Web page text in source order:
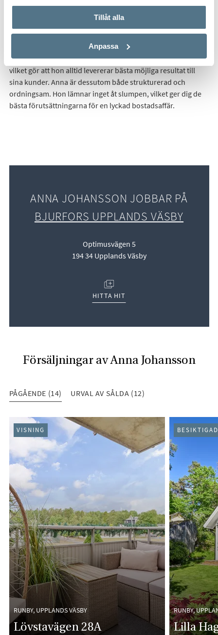
Tillåt alla
Anpassa
Anna Johansson är en trygg och erfaren fastighetsmäklare
med mycket god lokalkännedom, då hon är uppvuxen i
Upplands Väsby. Eftersom Anna har en bakgrund från
elitidrotten är hon både målmedveten och resultatinriktad,
vilket gör att hon alltid levererar bästa möjliga resultat till
sina kunder. Anna är dessutom både strukturerad och
ordningsam. Hon lämnar inget åt slumpen, vilket ger dig de
bästa förutsättningarna för en lyckad bostadsaffär.
ANNA JOHANSSON JOBBAR PÅ
BJURFORS UPPLANDS VÄSBY
Optimusvägen 5
194 34 Upplands Väsby
HITTA HIT
(ÖPPNAS I NYTT FÖNSTER)
Försäljningar av Anna Johansson
PÅGÅENDE (14) URVAL AV SÅLDA (12)
PÅGÅENDE (14)
RUNBY, UPPLANDS VÄSBY
Lövstavägen 28A
VISNING
RUNBY,
Lilla
BESIKTIGAD